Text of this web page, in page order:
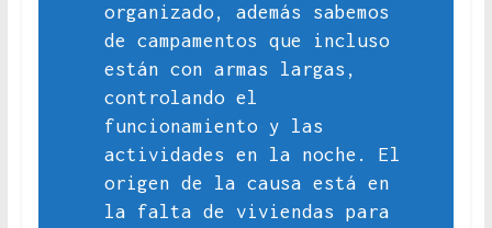
organizado, además sabemos
de campamentos que incluso
están con armas largas,
controlando el
funcionamiento y las
actividades en la noche. El
origen de la causa está en
la falta de viviendas para